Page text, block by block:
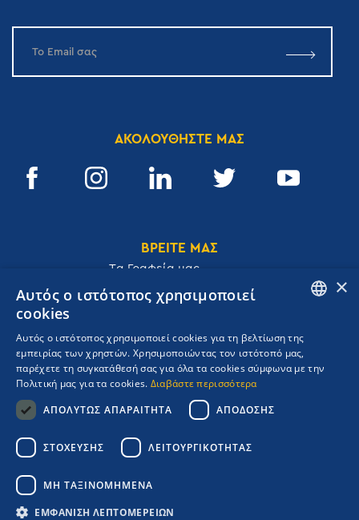
ΑΚΟΛΟΥΘΗΣΤΕ ΜΑΣ
ΒΡΕΙΤΕ ΜΑΣ
Tα Γραφεία μας
Ακαδημίας 32, 106 72, Αθήνα, Ελλάδα
T. +30 210 3609801
F. +30 210 3602001
cruises@navigator.gr
reservations@navigator.gr
Copyrights Navigator ©
ΜΗ.Τ.Ε 0206Ε60000476600
Πολιτική Ποιότητας
GREEK
×
Αυτός ο ιστότοπος χρησιμοποιεί
cookies
Αυτός ο ιστότοπος χρησιμοποιεί cookies για τη βελτίωση της
εμπειρίας των χρηστών. Χρησιμοποιώντας τον ιστότοπό μας,
παρέχετε τη συγκατάθεσή σας για όλα τα cookies σύμφωνα με την
Πολιτική μας για τα cookies. Διαβάστε περισσότερα
ΑΠΟΛΎΤΩΣ ΑΠΑΡΑΊΤΗΤΑ
ΑΠΌΔΟΣΗΣ
ΣΤΌΧΕΥΣΗΣ ΛΕΙΤΟΥΡΓΙΚΌΤΗΤΑΣ
ΜΗ ΤΑΞΙΝΟΜΗΜΈΝΑ
ΕΜΦΆΝΙΣΗ ΛΕΠΤΟΜΕΡΕΙΏΝ